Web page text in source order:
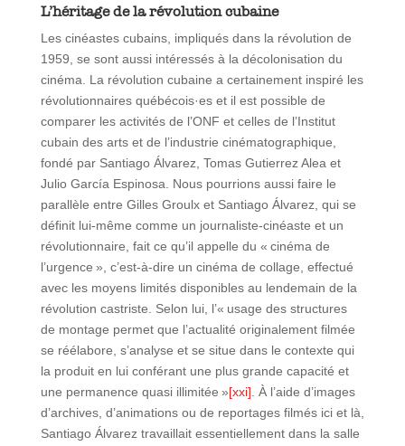
L’héritage de la révolution cubaine
Les cinéastes cubains, impliqués dans la révolution de
1959, se sont aussi intéressés à la décolonisation du
cinéma. La révolution cubaine a certainement inspiré les
révolutionnaires québécois·es et il est possible de
comparer les activités de l’ONF et celles de l’Institut
cubain des arts et de l’industrie cinématographique,
fondé par Santiago Álvarez, Tomas Gutierrez Alea et
Julio García Espinosa. Nous pourrions aussi faire le
parallèle entre Gilles Groulx et Santiago Álvarez, qui se
définit lui-même comme un journaliste-cinéaste et un
révolutionnaire, fait ce qu’il appelle du « cinéma de
l’urgence », c’est-à-dire un cinéma de collage, effectué
avec les moyens limités disponibles au lendemain de la
révolution castriste. Selon lui, l’« usage des structures
de montage permet que l’actualité originalement filmée
se réélabore, s’analyse et se situe dans le contexte qui
la produit en lui conférant une plus grande capacité et
une permanence quasi illimitée »[xxi]. À l’aide d’images
d’archives, d’animations ou de reportages filmés ici et là,
Santiago Álvarez travaillait essentiellement dans la salle